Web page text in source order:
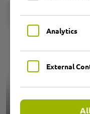
Analytics
External